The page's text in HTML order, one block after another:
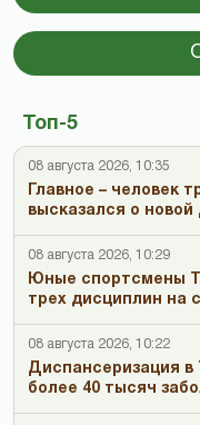
Топ-5
08 августа 2026, 10:35
Главное – человек
высказался о
08 августа 2026, 10:29
Юные спортсмены
трех дисциплин на
08 августа 2026, 10:22
Диспансеризация в
более 40 тысяч